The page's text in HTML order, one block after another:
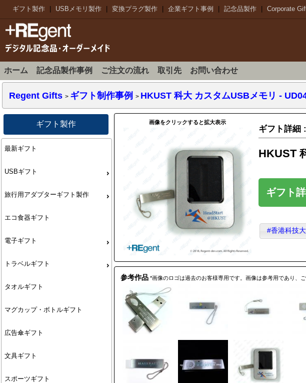
ギフト製作 USBメモリ製作 変換プラグ製作 企業ギフト事例 記念品製作 Corporate
ホーム 記念品製作事例 ご注文の流れ 取引先 お問い合わせ
Regent Gifts > ギフト制作事例 > HKUST 科大 カスタムUSBメモリ -
ギフト製作
最新ギフト
USBギフト
旅行用アダプターギフト製作
エコ食器ギフト
電子ギフト
トラベルギフト
タオルギフト
マグカップ・ボトルギフト
広告傘ギフト
文具ギフト
スポーツギフト
画像をクリックすると拡大表示
ギフト詳細 :
HKUST
ギフト
#香港科技
参考作品 *画像のロゴは過去のお客様専用です。画像は参考用であり、